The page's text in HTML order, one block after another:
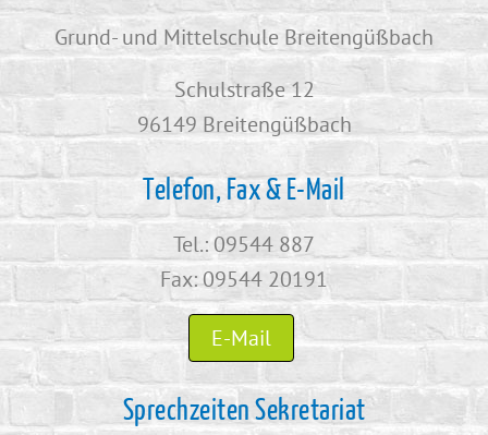
Grund- und Mittelschule Breitengüßbach
Schulstraße 12
96149 Breitengüßbach
Telefon, Fax & E-Mail
Tel.: 09544 887
Fax: 09544 20191
E-Mail
Sprechzeiten Sekretariat